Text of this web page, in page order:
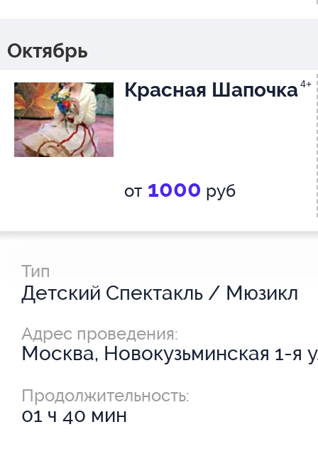
Октябрь
Красная Шапочка4+
от 1000 руб
Тип
Детский Спектакль / Мюзикл
Адрес проведения:
Москва, Новокузьминская 1-я
Продолжительность:
01 ч 40 мин